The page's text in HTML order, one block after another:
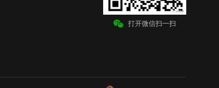
打开微信扫一扫